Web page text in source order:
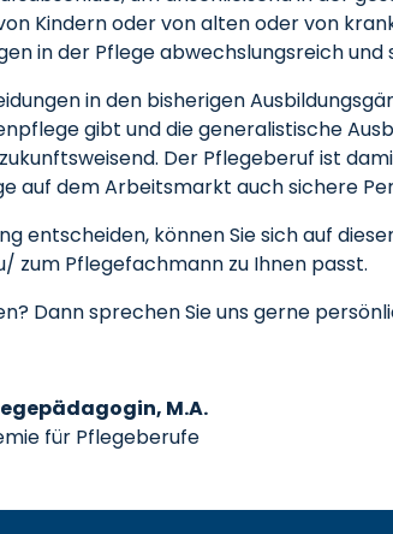
Kindern oder von alten oder von
in der Pflege abwechslungsreich und
in den bisherigen
gibt und die generalistische
Der Pflegeberuf ist
auf dem Arbeitsmarkt auch sichere
entscheiden, können Sie sich auf
zum Pflegefachmann zu Ihnen passt.
Dann sprechen Sie uns gerne
M.A.
für Pflegeberufe